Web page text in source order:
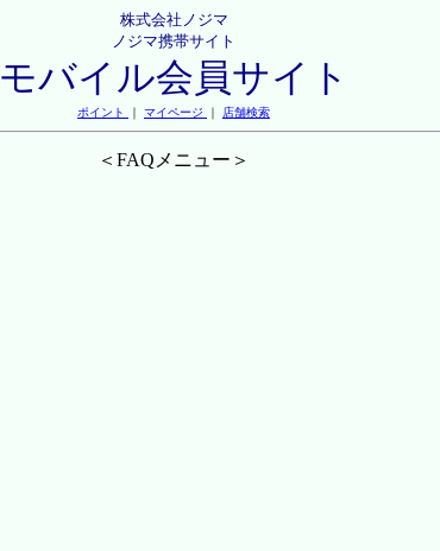
株式会社ノジマ
ノジマ携帯サイト
モバイル会員サイト
ポイント ｜ マイページ ｜ 店舗検索
＜FAQメニュー＞